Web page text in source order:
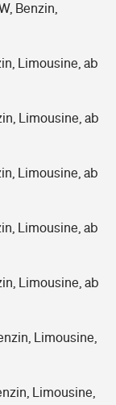
Benzin,
Limousine, ab
Limousine, ab
Limousine, ab
Limousine, ab
Limousine, ab
Limousine,
Limousine,